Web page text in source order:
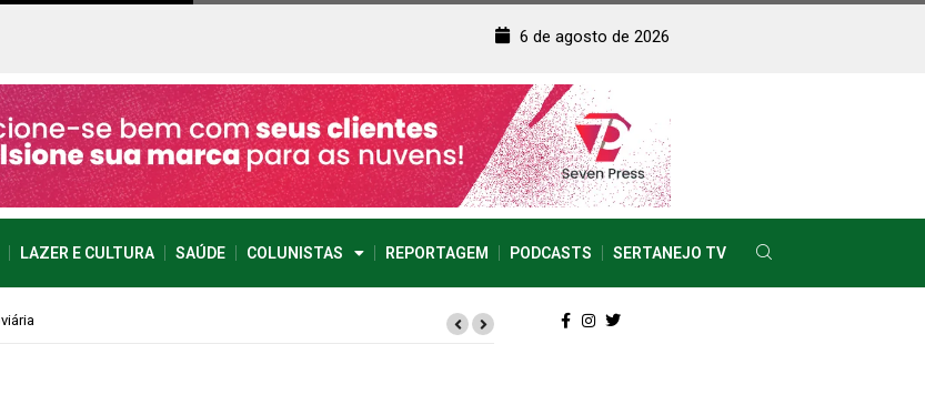
6 de agosto de 2026
LAZER E CULTURA SAÚDE COLUNISTAS REPORTAGEM PODCASTS SERTANEJO TV